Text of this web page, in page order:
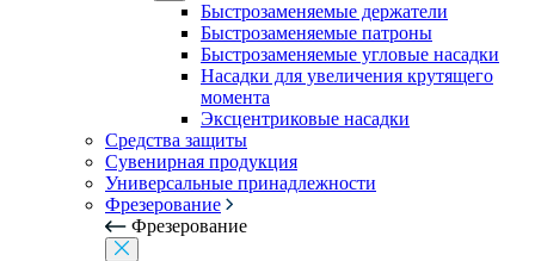
Быстрозаменяемые держатели
Быстрозаменяемые патроны
Быстрозаменяемые угловые насадки
Насадки для увеличения крутящего
момента
Эксцентриковые насадки
Средства защиты
Сувенирная продукция
Универсальные принадлежности
Фрезерование
Фрезерование